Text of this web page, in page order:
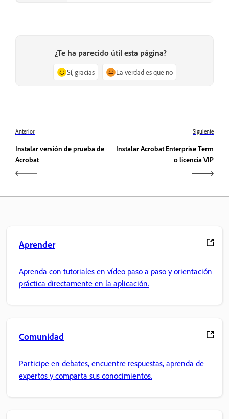
¿Te ha parecido útil esta página?
Sí, gracias La verdad es que no
Anterior
Instalar versión de prueba de
Acrobat
Siguiente
Instalar Acrobat Enterprise Term
o licencia VIP
Aprender
Aprenda con tutoriales en vídeo paso a paso y orientación
práctica directamente en la aplicación.
Comunidad
Participe en debates, encuentre respuestas, aprenda de
expertos y comparta sus conocimientos.